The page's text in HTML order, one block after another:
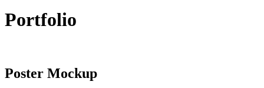
Portfolio
Poster Mockup